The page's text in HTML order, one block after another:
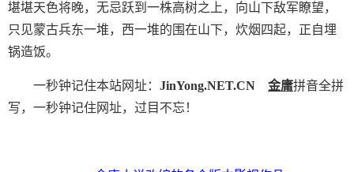
堪堪天色将晚，无忌跃到一株高树之上，向山下敌军瞭望，
只见蒙古兵东一堆，西一堆的围在山下，炊烟四起，正自埋
锅造饭。
一秒钟记住本站网址： JinYong.NET.CN 金庸拼音全拼
写，一秒钟记住网址，过目不忘！